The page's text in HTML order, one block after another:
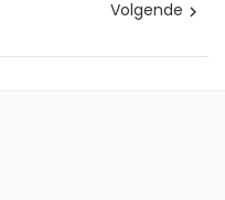
Volgende 